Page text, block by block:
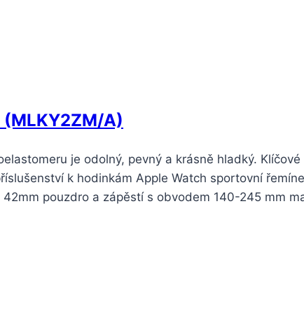
A)
je odolný, pevný a krásně hladký. Klíčové
k hodinkám Apple Watch sportovní
pouzdro a zápěstí s obvodem 140-245 mm